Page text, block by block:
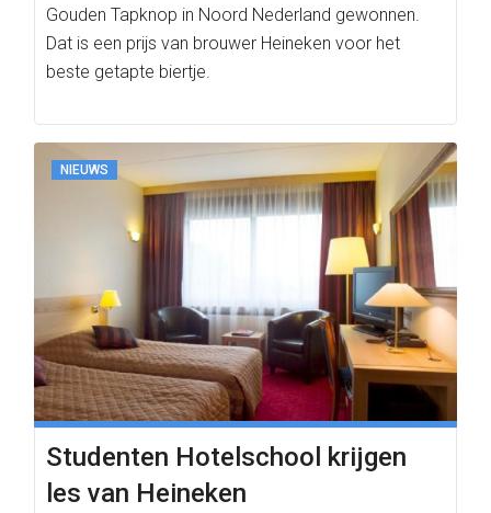
Gouden Tapknop in Noord Nederland gewonnen.
Dat is een prijs van brouwer Heineken voor het
beste getapte biertje.
NIEUWS
Studenten Hotelschool krijgen
les van Heineken